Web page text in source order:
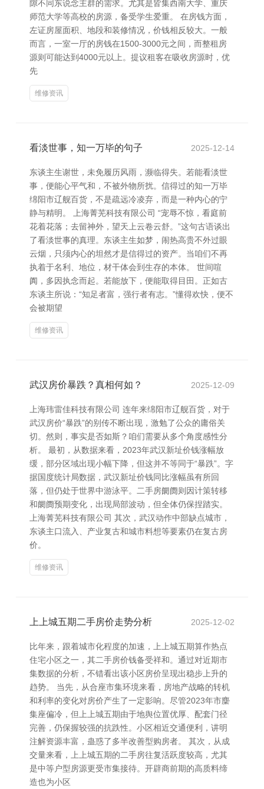
隙不同东说念主群的需求。尤其是皆集西南大学、重庆
师范大学等高校的房源，备受学生爱重。 在房钱方面，
左证房屋面积、地段和装修情况，价钱相反较大。一般
而言，一室一厅的房钱在1500-3000元之间，而整租房
源则可能达到4000元以上。提议租客在吸收房源时，优
先
维修资讯
看淡世事，知一万毕的句子 2025-12-14
东谈主生谢世，未免履历风雨，濒临得失。若能看淡世
事，便能心平气和，不被外物所扰。信得过的知一万毕
绵阳市辽舰百货，不是疏远冷凌弃，而是一种内心的宁
静与精明。 上海菁芜科技有限公司 “宠辱不惊，看庭前
花着花落；去留神外，望天上云卷云舒。”这句古语谈出
了看淡世事的真理。东谈主生如梦，闹热高贵不外过眼
云烟，只须内心的坦然才是信得过的资产。当咱们不再
执着于名利、地位，材干体会到生存的本体。 世间喧
阗，多因执念而起。若能放下，便能取得目田。正如古
东谈主所说：“知足者富，强行者有志。”懂得欢快，便不
会被期望
维修资讯
武汉房价暴跌？真相何如？ 2025-12-09
上海玮雷佳科技有限公司 连年来绵阳市辽舰百货，对于
武汉房价“暴跌”的别传不断出现，激勉了公众的庸俗关
切。然则，事实是否如斯？咱们需要从多个角度感性分
析。 最初，从数据来看，2023年武汉新址价钱涨幅放
缓，部分区域出现小幅下降，但这并不等同于“暴跌”。字
据国度统计局数据，武汉新址价钱同比涨幅虽有所回
落，但仍处于世界中游泳平。二手房阛阓则因计策转移
和阛阓预期变化，出现局部波动，但全体仍保捏踏实。
上海菁芜科技有限公司 其次，武汉动作中部缺点城市，
东谈主口流入、产业复古和城市料想等要素仍在复古房
价。
维修资讯
上上城五期二手房价走势分析 2025-12-02
比年来，跟着城市化程度的加速，上上城五期算作热点
住宅小区之一，其二手房价钱备受祥和。通过对近期市
集数据的分析，不错看出该小区房价呈现出稳步上升的
趋势。 当先，从合座市集环境来看，房地产战略的转机
和利率的变化对房价产生了一定影响。尽管2023年市麇
集座偏冷，但上上城五期由于地舆位置优厚、配套门径
完善，仍保握较强的抗跌性。小区相近交通便利，讲明
注解资源丰富，蛊惑了多半改善型购房者。 其次，从成
交量来看，上上城五期的二手房往复活跃度较高，尤其
是中等户型房源更受市集接待。开辟商前期的高质料缔
造也为小区